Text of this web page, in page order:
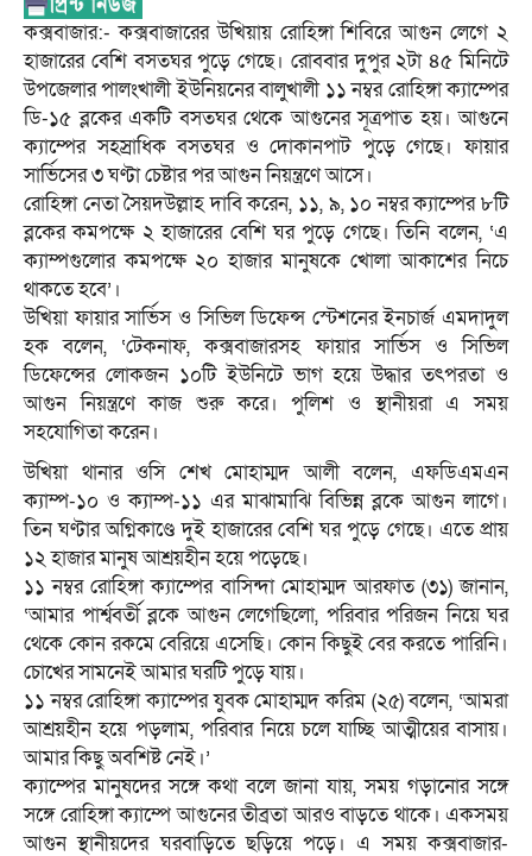
কক্সবাজার:- কক্সবাজারের উখিয়ায় রোহিঙ্গা শিবিরে আগুন লেগে ২
হাজারের বেশি বসতঘর পুড়ে গেছে। রোববার দুপুর ২টা ৪৫ মিনিটে
উপজেলার পালংখালী ইউনিয়নের বালুখালী ১১ নম্বর রোহিঙ্গা ক্যাম্পের
ডি-১৫ ব্লকের একটি বসতঘর থেকে আগুনের সূত্রপাত হয়। আগুনে
ক্যাম্পের সহস্রাধিক বসতঘর ও দোকানপাট পুড়ে গেছে। ফায়ার
সার্ভিসের ৩ ঘণ্টা চেষ্টার পর আগুন নিয়ন্ত্রণে আসে।
রোহিঙ্গা নেতা সৈয়দউল্লাহ দাবি করেন, ১১, ৯, ১০ নম্বর ক্যাম্পের ৮টি
ব্লকের কমপক্ষে ২ হাজারের বেশি ঘর পুড়ে গেছে। তিনি বলেন, ‘এ
ক্যাম্পগুলোর কমপক্ষে ২০ হাজার মানুষকে খোলা আকাশের নিচে
থাকতে হবে’।
উখিয়া ফায়ার সার্ভিস ও সিভিল ডিফেন্স স্টেশনের ইনচার্জ এমদাদুল
হক বলেন, ‘টেকনাফ, কক্সবাজারসহ ফায়ার সার্ভিস ও সিভিল
ডিফেন্সের লোকজন ১০টি ইউনিটে ভাগ হয়ে উদ্ধার তৎপরতা ও
আগুন নিয়ন্ত্রণে কাজ শুরু করে। পুলিশ ও স্থানীয়রা এ সময়
সহযোগিতা করেন।
উখিয়া থানার ওসি শেখ মোহাম্মদ আলী বলেন, এফডিএমএন
ক্যাম্প-১০ ও ক্যাম্প-১১ এর মাঝামাঝি বিভিন্ন ব্লকে আগুন লাগে।
তিন ঘণ্টার অগ্নিকাণ্ডে দুই হাজারের বেশি ঘর পুড়ে গেছে। এতে প্রায়
১২ হাজার মানুষ আশ্রয়হীন হয়ে পড়েছে।
১১ নম্বর রোহিঙ্গা ক্যাম্পের বাসিন্দা মোহাম্মদ আরফাত (৩১) জানান,
‘আমার পার্শ্ববর্তী ব্লকে আগুন লেগেছিলো, পরিবার পরিজন নিয়ে ঘর
থেকে কোন রকমে বেরিয়ে এসেছি। কোন কিছুই বের করতে পারিনি।
চোখের সামনেই আমার ঘরটি পুড়ে যায়।
১১ নম্বর রোহিঙ্গা ক্যাম্পের যুবক মোহাম্মদ করিম (২৫) বলেন, ‘আমরা
আশ্রয়হীন হয়ে পড়লাম, পরিবার নিয়ে চলে যাচ্ছি আত্মীয়ের বাসায়।
আমার কিছু অবশিষ্ট নেই।’
ক্যাম্পের মানুষদের সঙ্গে কথা বলে জানা যায়, সময় গড়ানোর সঙ্গে
সঙ্গে রোহিঙ্গা ক্যাম্পে আগুনের তীব্রতা আরও বাড়তে থাকে। একসময়
আগুন স্থানীয়দের ঘরবাড়িতে ছড়িয়ে পড়ে। এ সময় কক্সবাজার-